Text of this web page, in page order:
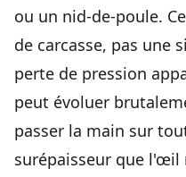
ou un nid-de-poule.
de carcasse, pas une
perte de pression
peut évoluer
passer la main sur
surépaisseur que l'œil